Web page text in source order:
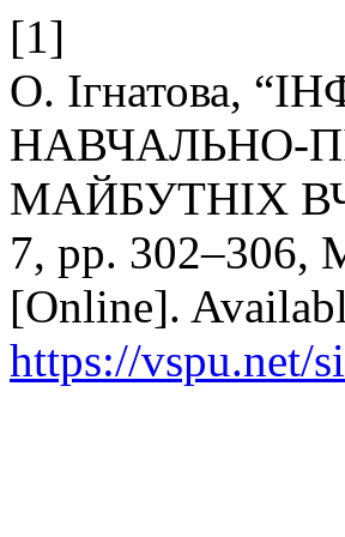
[1]
О. Ігнатова,
НАВЧАЛЬНО-
МАЙБУТНІХ
7, pp. 302–306,
[Online].
https://vspu.net/